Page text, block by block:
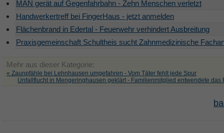
MAN gerät auf Gegenfahrbahn - Zehn Menschen verletzt
Handwerkertreff bei FingerHaus - jetzt anmelden
Flächenbrand in Edertal - Feuerwehr verhindert Ausbreitung
Praxisgemeinschaft Schultheis sucht Zahnmedizinische
Mehr aus dieser Kategorie:
« Zaunpfähle bei Lehnhausen umgefahren - Vom Täter fehlt jede Spur
Unfallflucht in Mengeringhausen geklärt - Familienmitglied entwendete das